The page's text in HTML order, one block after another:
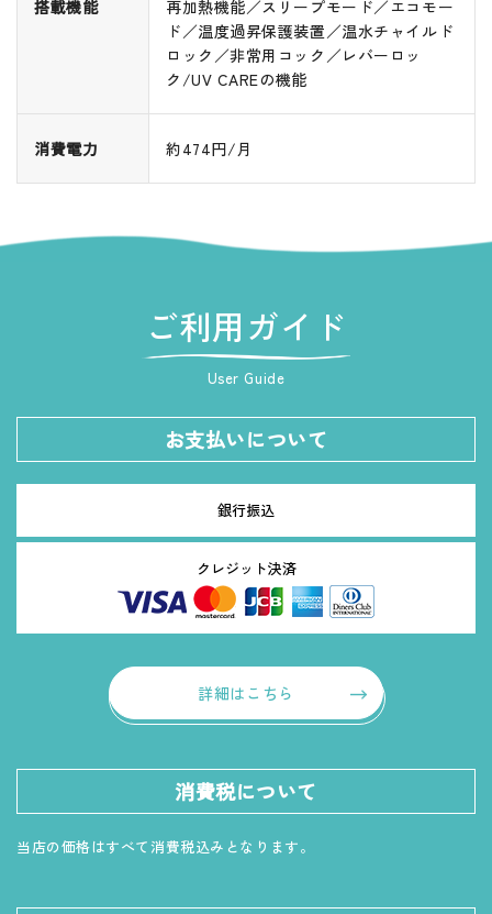
搭載機能
再加熱機能／スリープモード／エコモー
ド／温度過昇保護装置／温水チャイルド
ロック／非常用コック／レバーロッ
ク/UV CAREの機能
消費電力 約474円/月
ご利用ガイド
User Guide
お支払いについて
銀行振込
クレジット決済
詳細はこちら
消費税について
当店の価格はすべて消費税込みとなります。